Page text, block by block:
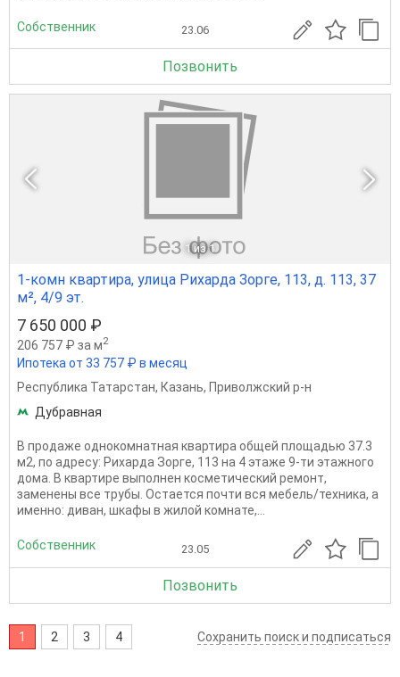
Собственник 23.06
Позвонить
1 из 1
1-комн квартира, улица Рихарда Зорге, 113, д. 113, 37
м², 4/9 эт.
7 650 000 ₽
206 757 ₽ за м2
Ипотека от 33 757 ₽ в месяц
Республика Татарстан, Казань, Приволжский р-н
Дубравная
В продаже однокомнатная квартира общей площадью 37.3
м2, по адресу: Рихарда Зорге, 113 на 4 этаже 9-ти этажного
дома. В квартире выполнен косметический ремонт,
заменены все трубы. Остается почти вся мебель/техника, а
именно: диван, шкафы в жилой комнате,...
Собственник 23.05
Позвонить
1 2 3 4 Сохранить поиск и подписаться